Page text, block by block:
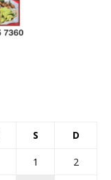
S D
1
2